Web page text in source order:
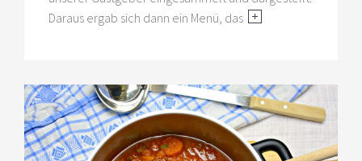
Daraus ergab sich dann ein Menü, das